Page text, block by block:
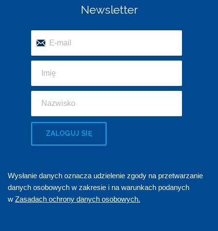
Newsletter
ZALOGUJ SIĘ
Wysłanie danych oznacza udzielenie zgody na przetwarzanie
danych osobowych w zakresie i na warunkach podanych
w Zasadach ochrony danych osobowych.